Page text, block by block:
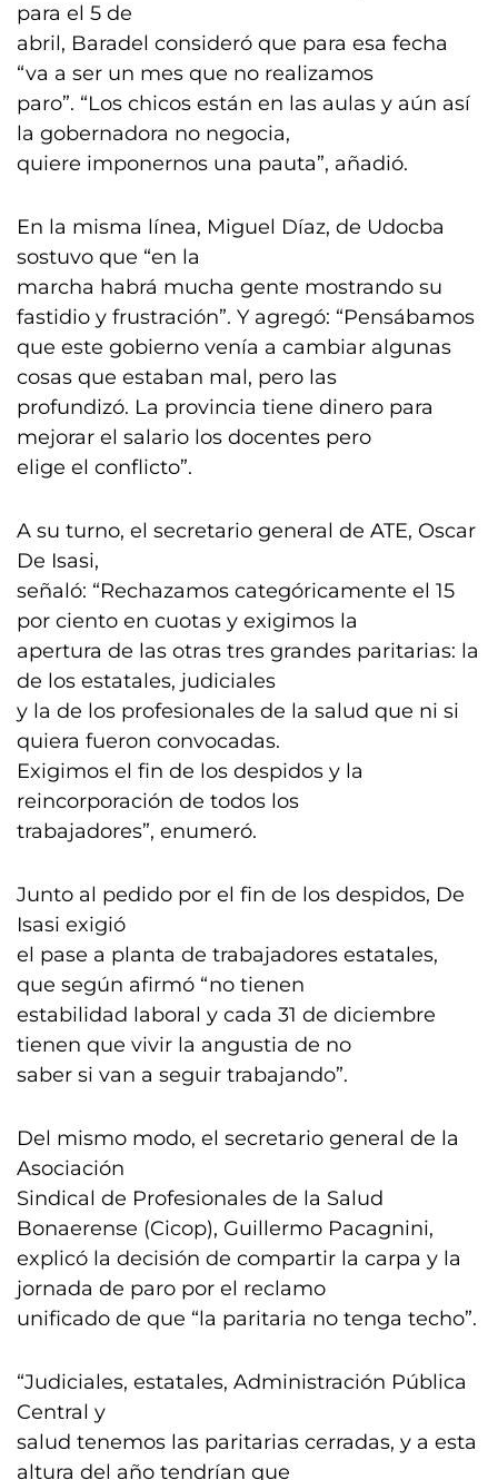
para el 5 de
abril, Baradel consideró que para esa fecha
“va a ser un mes que no realizamos
paro”. “Los chicos están en las aulas y aún así
la gobernadora no negocia,
quiere imponernos una pauta”, añadió.
En la misma línea, Miguel Díaz, de Udocba
sostuvo que “en la
marcha habrá mucha gente mostrando su
fastidio y frustración”. Y agregó: “Pensábamos
que este gobierno venía a cambiar algunas
cosas que estaban mal, pero las
profundizó. La provincia tiene dinero para
mejorar el salario los docentes pero
elige el conflicto”.
A su turno, el secretario general de ATE, Oscar
De Isasi,
señaló: “Rechazamos categóricamente el 15
por ciento en cuotas y exigimos la
apertura de las otras tres grandes paritarias: la
de los estatales, judiciales
y la de los profesionales de la salud que ni si
quiera fueron convocadas.
Exigimos el fin de los despidos y la
reincorporación de todos los
trabajadores”, enumeró.
Junto al pedido por el fin de los despidos, De
Isasi exigió
el pase a planta de trabajadores estatales,
que según afirmó “no tienen
estabilidad laboral y cada 31 de diciembre
tienen que vivir la angustia de no
saber si van a seguir trabajando”.
Del mismo modo, el secretario general de la
Asociación
Sindical de Profesionales de la Salud
Bonaerense (Cicop), Guillermo Pacagnini,
explicó la decisión de compartir la carpa y la
jornada de paro por el reclamo
unificado de que “la paritaria no tenga techo”.
“Judiciales, estatales, Administración Pública
Central y
salud tenemos las paritarias cerradas, y a esta
altura del año tendrían que